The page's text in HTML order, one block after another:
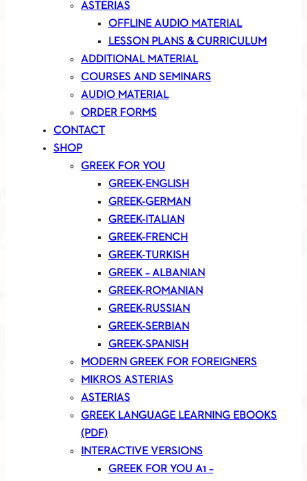
ASTERIAS
OFFLINE AUDIO MATERIAL
LESSON PLANS & CURRICULUM
ADDITIONAL MATERIAL
COURSES AND SEMINARS
AUDIO MATERIAL
ORDER FORMS
CONTACT
SHOP
GREEK FOR YOU
GREEK-ENGLISH
GREEK-GERMAN
GREEK-ITALIAN
GREEK-FRENCH
GREEK-TURKISH
GREEK – ALBANIAN
GREEK-ROMANIAN
GREEK-RUSSIAN
GREEK-SERBIAN
GREEK-SPANISH
MODERN GREEK FOR FOREIGNERS
MIKROS ASTERIAS
ASTERIAS
GREEK LANGUAGE LEARNING EBOOKS
(PDF)
INTERACTIVE VERSIONS
GREEK FOR YOU A1 –